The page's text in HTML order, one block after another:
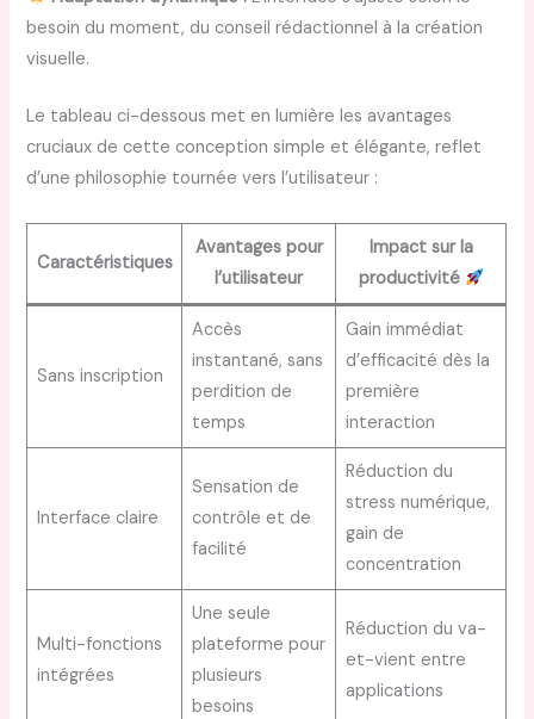
besoin du moment, du conseil rédactionnel à la création
visuelle.
Le tableau ci-dessous met en lumière les avantages
cruciaux de cette conception simple et élégante, reflet
d’une philosophie tournée vers l’utilisateur :
Caractéristiques
Avantages pour
l’utilisateur
Impact sur la
productivité
Sans inscription
Accès
instantané, sans
perdition de
temps
Gain immédiat
d’efficacité dès la
première
interaction
Interface claire
Sensation de
contrôle et de
facilité
Réduction du
stress numérique,
gain de
concentration
Multi-fonctions
intégrées
Une seule
plateforme pour
plusieurs
besoins
Réduction du va-
et-vient entre
applications